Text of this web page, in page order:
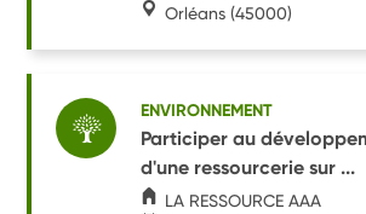
Orléans (45000)
ENVIRONNEMENT
Participer au
d'une ressourcerie sur ...
LA RESSOURCE AAA